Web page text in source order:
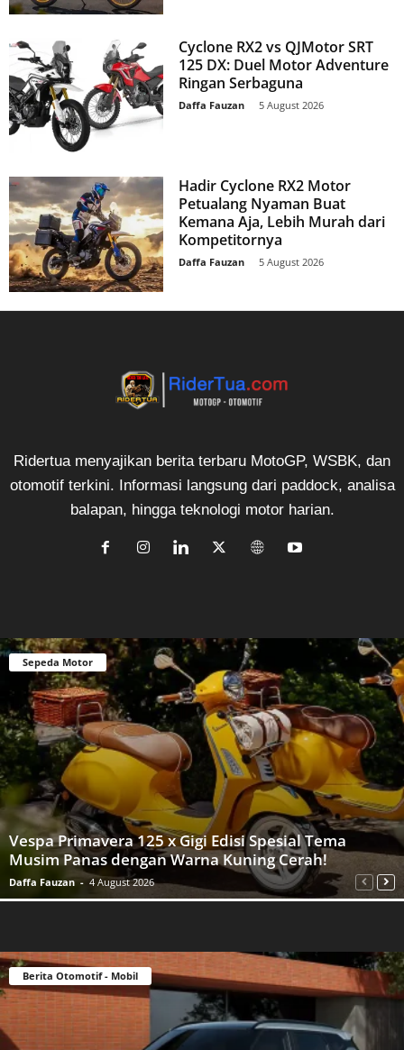
Cyclone RX2 vs QJMotor SRT
125 DX: Duel Motor Adventure
Ringan Serbaguna
Daffa Fauzan 5 August 2026
Hadir Cyclone RX2 Motor
Petualang Nyaman Buat
Kemana Aja, Lebih Murah dari
Kompetitornya
Daffa Fauzan 5 August 2026
Ridertua menyajikan berita terbaru MotoGP, WSBK, dan
otomotif terkini. Informasi langsung dari paddock, analisa
balapan, hingga teknologi motor harian.
Sepeda Motor
Vespa Primavera 125 x Gigi Edisi Spesial Tema
Musim Panas dengan Warna Kuning Cerah!
Daffa Fauzan - 4 August 2026
Berita Otomotif - Mobil